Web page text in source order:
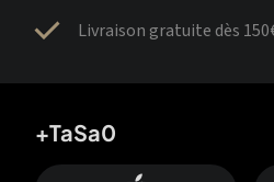
Livraison gratuite dès
+TaSa0